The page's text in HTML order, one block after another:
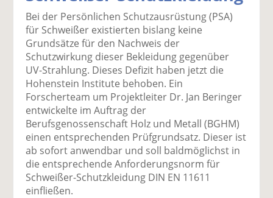
F
ac
b
o
o
k
te
il
e
n
tt
er
Li
n
e
di
te
e
n
E
m
l
v
se
n
d
e
n
Bei der Persönlichen Schutzausrüstung (PSA)
für Schweißer existierten bislang keine
Grundsätze für den Nachweis der
Schutzwirkung dieser Bekleidung gegenüber
UV-Strahlung. Dieses Defizit haben jetzt die
Hohenstein Institute behoben. Ein
Forscherteam um Projektleiter Dr. Jan Beringer
entwickelte im Auftrag der
Berufsgenossenschaft Holz und Metall (BGHM)
einen entsprechenden Prüfgrundsatz. Dieser ist
ab sofort anwendbar und soll baldmöglichst in
die entsprechende Anforderungsnorm für
Schweißer-Schutzkleidung DIN EN 11611
einfließen.